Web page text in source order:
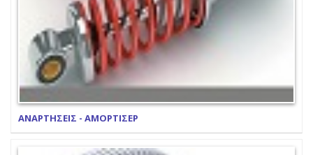
ΑΝΑΡΤΗΣΕΙΣ - ΑΜΟΡΤΙΣΕΡ